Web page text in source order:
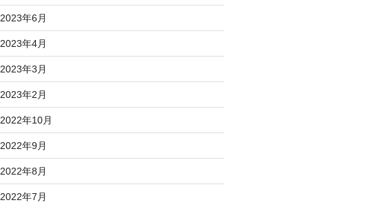
2023年6月
2023年4月
2023年3月
2023年2月
2022年10月
2022年9月
2022年8月
2022年7月